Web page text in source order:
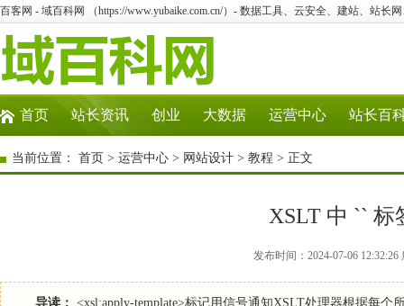
百客网 - 域百科网 （https://www.yubaike.com.cn/）- 数据工具、云安全、建站、站长
首页 站长资讯 创业 大数据 运营中心 站长百
当前位置： 首页 > 运营中心 > 网站设计 > 教程 > 正文
XSLT 中 ``
发布时间：2024-07-06
导读： <xsl:apply-template>标记用信号通知XSLT处理器根据每